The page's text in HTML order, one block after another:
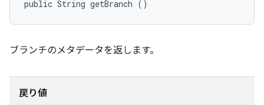
public String getBranch ()
ブランチのメタデータを返します。
戻り値